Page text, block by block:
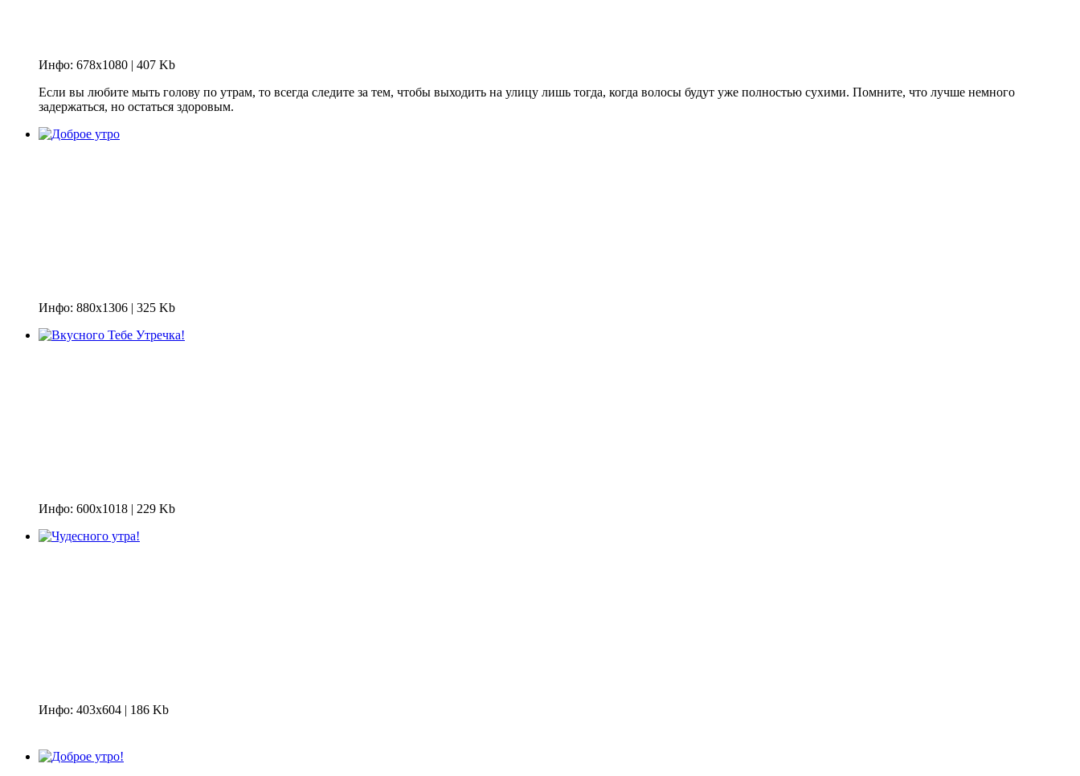
Инфо: 678х1080 | 407 Kb
Если вы любите мыть голову по утрам, то всегда следите за тем, чтобы выходить на улицу лишь тогда, когда волосы будут уже полностью сухими. Помните, что лучше немного
задержаться, но остаться здоровым.
Инфо: 880х1306 | 325 Kb
Инфо: 600х1018 | 229 Kb
Инфо: 403х604 | 186 Kb